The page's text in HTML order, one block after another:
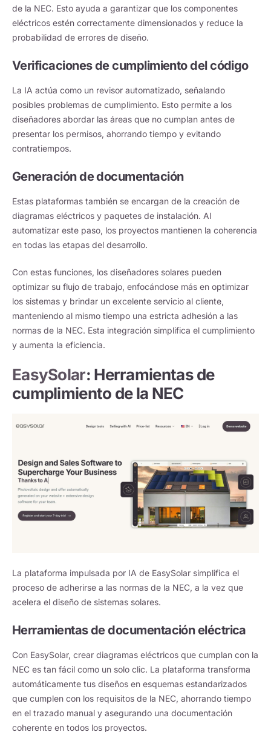
de la NEC. Esto ayuda a garantizar que los componentes
eléctricos estén correctamente dimensionados y reduce la
probabilidad de errores de diseño.
Verificaciones de cumplimiento del código
La IA actúa como un revisor automatizado, señalando
posibles problemas de cumplimiento. Esto permite a los
diseñadores abordar las áreas que no cumplan antes de
presentar los permisos, ahorrando tiempo y evitando
contratiempos.
Generación de documentación
Estas plataformas también se encargan de la creación de
diagramas eléctricos y paquetes de instalación. Al
automatizar este paso, los proyectos mantienen la coherencia
en todas las etapas del desarrollo.
Con estas funciones, los diseñadores solares pueden
optimizar su flujo de trabajo, enfocándose más en optimizar
los sistemas y brindar un excelente servicio al cliente,
manteniendo al mismo tiempo una estricta adhesión a las
normas de la NEC. Esta integración simplifica el cumplimiento
y aumenta la eficiencia.
EasySolar: Herramientas de
cumplimiento de la NEC
La plataforma impulsada por IA de EasySolar simplifica el
proceso de adherirse a las normas de la NEC, a la vez que
acelera el diseño de sistemas solares.
Herramientas de documentación eléctrica
Con EasySolar, crear diagramas eléctricos que cumplan con la
NEC es tan fácil como un solo clic. La plataforma transforma
automáticamente tus diseños en esquemas estandarizados
que cumplen con los requisitos de la NEC, ahorrando tiempo
en el trazado manual y asegurando una documentación
coherente en todos los proyectos.